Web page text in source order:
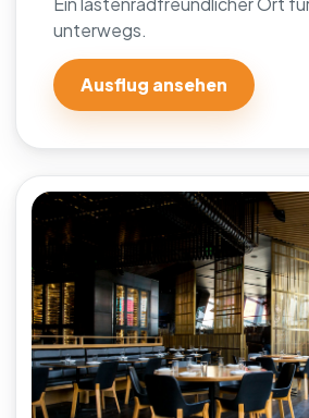
unterwegs.
Ausflug ansehen